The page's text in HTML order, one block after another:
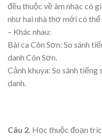
đều thuộc về âm nhạc có
như hai nhà thơ mới có
– Khác nhau:
Bài ca Côn Sơn: So sánh
danh Côn Sơn.
Cảnh khuya: So sánh
danh.
Câu 2. Học thuộc đoạn